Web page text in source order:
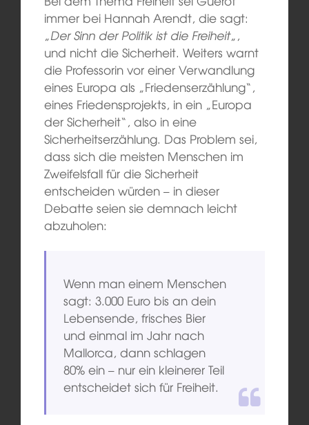
immer bei Hannah Arendt, die sagt:
„Der Sinn der Politik ist die Freiheit„,
und nicht die Sicherheit. Weiters warnt
die Professorin vor einer Verwandlung
eines Europa als „Friedenserzählung“,
eines Friedensprojekts, in ein „Europa
der Sicherheit“, also in eine
Sicherheitserzählung. Das Problem sei,
dass sich die meisten Menschen im
Zweifelsfall für die Sicherheit
entscheiden würden – in dieser
Debatte seien sie demnach leicht
abzuholen:
Wenn man einem Menschen
sagt: 3.000 Euro bis an dein
Lebensende, frisches Bier
und einmal im Jahr nach
Mallorca, dann schlagen
80% ein – nur ein kleinerer Teil
entscheidet sich für Freiheit.